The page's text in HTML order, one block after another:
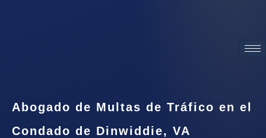
Abogado de Multas de Tráfico en el
Condado de Dinwiddie, VA